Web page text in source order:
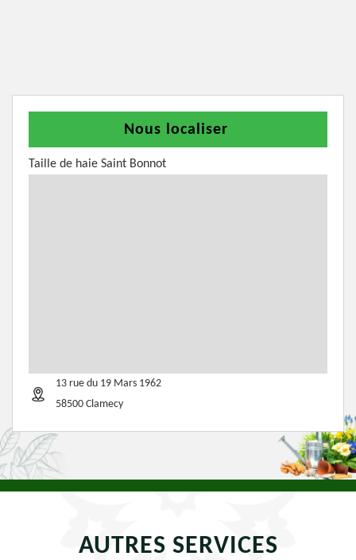
Nous localiser
Taille de haie Saint Bonnot
13 rue du 19 Mars 1962
58500 Clamecy
AUTRES SERVICES